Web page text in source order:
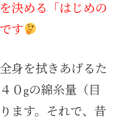
決める「はじめの
す
身を拭きあげるた
０gの綿糸量（目
ます。それで、昔